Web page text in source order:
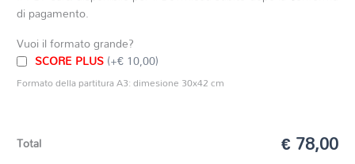
di pagamento.
Vuoi il formato grande?
SCORE PLUS(+€ 10,00)
Formato della partitura A3: dimesione 30x42 cm
Total € 78,00